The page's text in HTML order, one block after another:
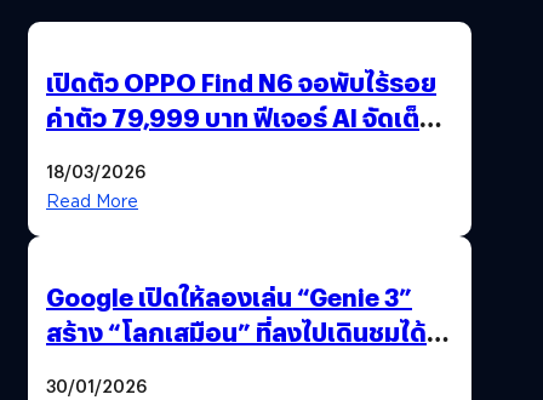
เปิดตัว OPPO Find N6 จอพับไร้รอย
ค่าตัว 79,999 บาท ฟีเจอร์ AI จัดเต็ม
18/03/2026
Read More
Google เปิดให้ลองเล่น “Genie 3”
สร้าง “โลกเสมือน” ที่ลงไปเดินชมได้
30/01/2026